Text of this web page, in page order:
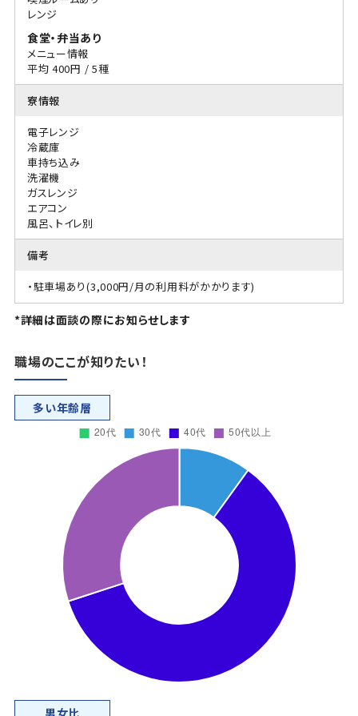
レンジ
食堂・弁当あり
メニュー情報
平均 400円 / 5種
寮情報
電子レンジ
冷蔵庫
車持ち込み
洗濯機
ガスレンジ
エアコン
風呂、トイレ別
備考
・駐車場あり(3,000円/月の利用料がかかります)
*詳細は面談の際にお知らせします
職場のここが知りたい！
多い年齢層
男女比